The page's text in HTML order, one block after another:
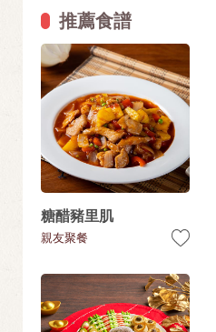
推薦食譜
糖醋豬里肌
親友聚餐